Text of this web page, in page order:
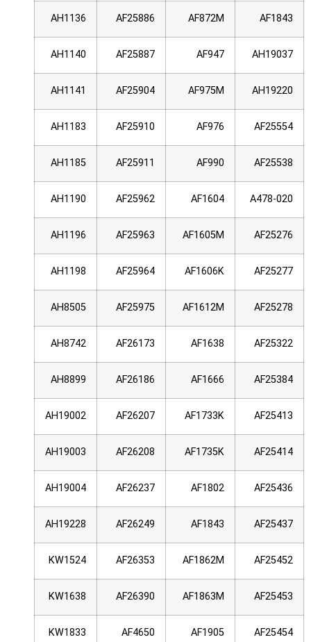
AF1843
AF872M
AF25886
AH1136
AH19037
AF947
AF25887
AH1140
AH19220
AF975M
AF25904
AH1141
AF25554
AF976
AF25910
AH1183
AF25538
AF990
AF25911
AH1185
A478-020
AF1604
AF25962
AH1190
AF25276
AF1605M
AF25963
AH1196
AF25277
AF1606K
AF25964
AH1198
AF25278
AF1612M
AF25975
AH8505
AF25322
AF1638
AF26173
AH8742
AF25384
AF1666
AF26186
AH8899
AF25413
AF1733K
AF26207
AH19002
AF25414
AF1735K
AF26208
AH19003
AF25436
AF1802
AF26237
AH19004
AF25437
AF1843
AF26249
AH19228
AF25452
AF1862M
AF26353
KW1524
AF25453
AF1863M
AF26390
KW1638
AF25454
AF1905
AF4650
KW1833